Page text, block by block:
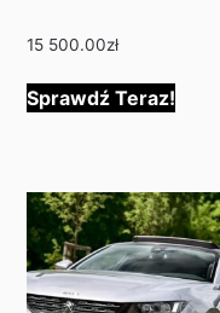
15 500.00zł
Sprawdź Teraz!